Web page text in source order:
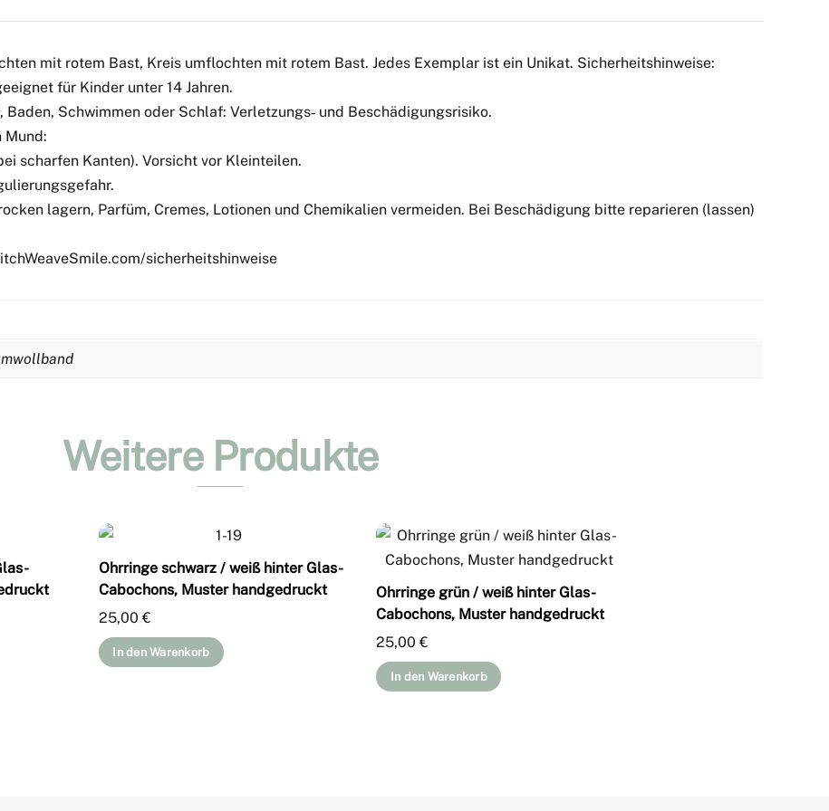
mit rotem Bast, Kreis umflochten mit rotem Bast. Jedes Exemplar ist ein Unikat. Sicherheitshinweise:
für Kinder unter 14 Jahren.
Schwimmen oder Schlaf: Verletzungs‑ und Beschädigungsrisiko.
Mund:
scharfen Kanten). Vorsicht vor Kleinteilen.
lagern, Parfüm, Cremes, Lotionen und Chemikalien vermeiden. Bei Beschädigung bitte reparieren (lassen)
sicherheitshinweise
Weitere Produkte
Ohrringe schwarz / weiß hinter Glas-
Cabochons, Muster handgedruckt
25,00€
In den Warenkorb
Ohrringe grün / weiß hinter Glas-
Cabochons, Muster handgedruckt
25,00€
In den Warenkorb